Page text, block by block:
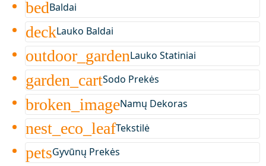
bedBaldai
deckLauko Baldai
outdoor_gardenLauko Statiniai
garden_cartSodo Prekės
broken_imageNamų Dekoras
nest_eco_leafTekstilė
petsGyvūnų Prekės